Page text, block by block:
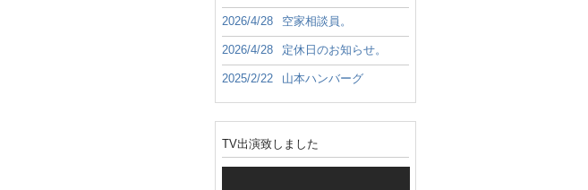
2026/4/28 空家相談員。
2026/4/28 定休日のお知らせ。
2025/2/22 山本ハンバーグ
TV出演致しました